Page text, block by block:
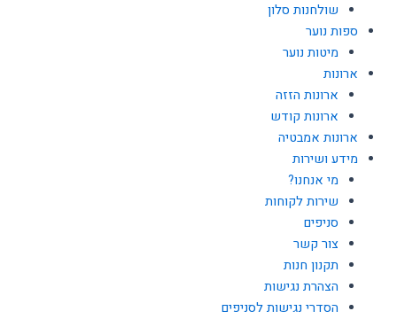
שולחנות סלון
ספות נוער
מיטות נוער
ארונות
ארונות הזזה
ארונות קודש
ארונות אמבטיה
מידע ושירות
מי אנחנו?
שירות לקוחות
סניפים
צור קשר
תקנון חנות
הצהרת נגישות
הסדרי נגישות לסניפים